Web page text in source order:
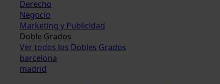
Derecho
Negocio
Marketing y Publicidad
Doble Grados
Ver todos los Dobles Grados
barcelona
madrid